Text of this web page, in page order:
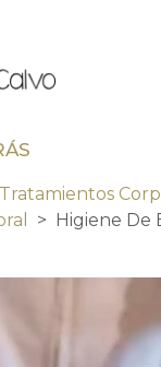
Tratamientos
Higiene De